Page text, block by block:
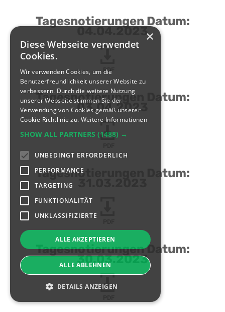
Tagesnotierungen Datum:
04.04.2023
PDF
Tagesnotierungen Datum:
03.04.2023
Tagesnotierungen Datum:
Tagesnotierungen Datum:
30.03.2023
×
Diese Webseite verwendet
Cookies.
Wir verwenden Cookies, um die
Benutzerfreundlichkeit unserer Website zu
verbessern. Durch die weitere Nutzung
unserer Webseite stimmen Sie der
Verwendung von Cookies gemäß unserer
Cookie-Richtlinie zu. Weitere Informationen
SHOW ALL PARTNERS (1488) →
UNBEDINGT ERFORDERLICH
PERFORMANCE
TARGETING
FUNKTIONALITÄT
UNKLASSIFIZIERTE
ALLE AKZEPTIEREN
ALLE ABLEHNEN
DETAILS ANZEIGEN